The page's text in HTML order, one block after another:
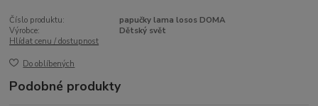
Číslo produktu:
papučky lama losos DOMA
Výrobce:
Dětský svět
Hlídat cenu / dostupnost
Do oblíbených
Podobné produkty